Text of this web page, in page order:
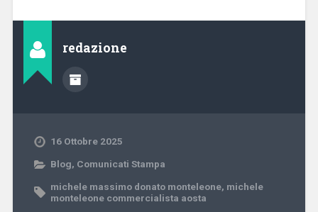
redazione
16 Ottobre 2025
Blog, Comunicati Stampa
michele massimo donato monteleone, michele
monteleone commercialista aosta